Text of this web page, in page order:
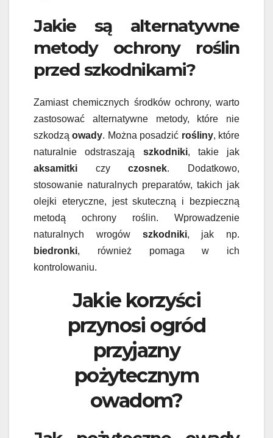
Jakie są alternatywne
metody ochrony roślin
przed szkodnikami?
Zamiast chemicznych środków ochrony, warto
zastosować alternatywne metody, które nie
szkodząowady. Można posadzić rośliny, które
naturalnie odstraszają szkodniki, takie jak
aksamitki czyczosnek. Dodatkowo,
stosowanie naturalnych preparatów, takich jak
olejki eteryczne, jest skuteczną i bezpieczną
metodą ochrony roślin. Wprowadzenie
naturalnych wrogów szkodniki, jak np.
biedronki, również pomaga w ich
kontrolowaniu.
Jakie korzyści
przynosi ogród
przyjazny
pożytecznym
owadom?